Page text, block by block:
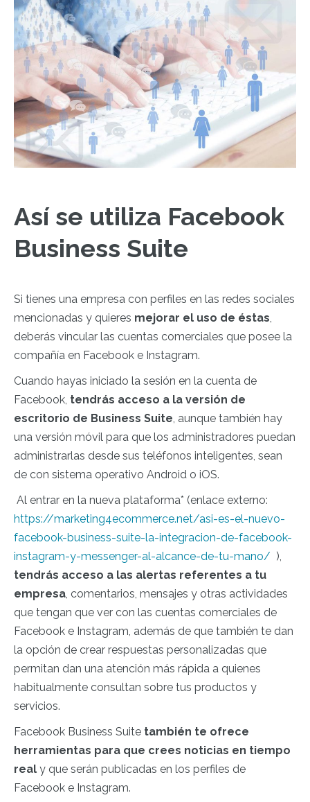
Así se utiliza Facebook
Business Suite
Si tienes una empresa con perfiles en las redes sociales
mencionadas y quieres mejorar el uso de éstas,
deberás vincular las cuentas comerciales que posee la
compañía en Facebook e Instagram.
Cuando hayas iniciado la sesión en la cuenta de
Facebook, tendrás acceso a la versión de
escritorio de Business Suite, aunque también hay
una versión móvil para que los administradores puedan
administrarlas desde sus teléfonos inteligentes, sean
de con sistema operativo Android o iOS.
Al entrar en la nueva plataforma* (enlace externo:
https://marketing4ecommerce.net/asi-es-el-nuevo-
facebook-business-suite-la-integracion-de-facebook-
instagram-y-messenger-al-alcance-de-tu-mano/ ),
tendrás acceso a las alertas referentes a tu
empresa, comentarios, mensajes y otras actividades
que tengan que ver con las cuentas comerciales de
Facebook e Instagram, además de que también te dan
la opción de crear respuestas personalizadas que
permitan dan una atención más rápida a quienes
habitualmente consultan sobre tus productos y
servicios.
Facebook Business Suite también te ofrece
herramientas para que crees noticias en tiempo
real y que serán publicadas en los perfiles de
Facebook e Instagram.